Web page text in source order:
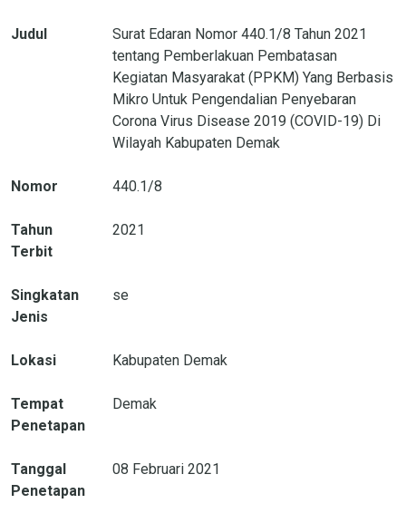
Judul
Surat Edaran Nomor 440.1/8 Tahun 2021
tentang Pemberlakuan Pembatasan
Kegiatan Masyarakat (PPKM) Yang Berbasis
Mikro Untuk Pengendalian Penyebaran
Corona Virus Disease 2019 (COVID-19) Di
Wilayah Kabupaten Demak
Nomor 440.1/8
Tahun
Terbit
2021
Singkatan
Jenis
se
Lokasi Kabupaten Demak
Tempat
Penetapan
Demak
Tanggal
Penetapan
08 Februari 2021